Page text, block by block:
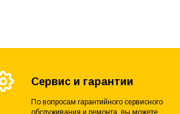
Сервис и гарантии
По вопросам гарантийного сервисного
обслуживания и ремонта, вы можете